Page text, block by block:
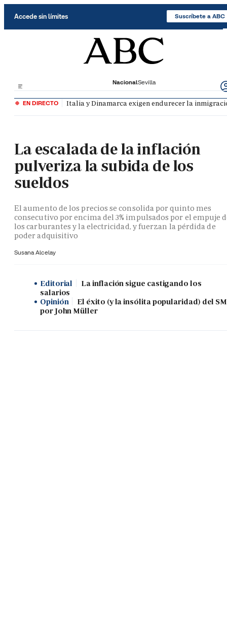
Accede sin límites Suscríbete a ABC
NacionalSevilla
EN DIRECTO Italia y Dinamarca exigen endurecer la
La escalada de la inflación
pulveriza la subida de los
sueldos
El aumento de los precios se consolida por quinto mes
consecutivo por encima del 3% impulsados por el empuje
los carburantes y la electricidad, y fuerzan la pérdida de
poder adquisitivo
Susana Alcelay
Editorial
La inflación sigue castigando los
salarios
Opinión
El éxito (y la insólita popularidad) del
por John Müller